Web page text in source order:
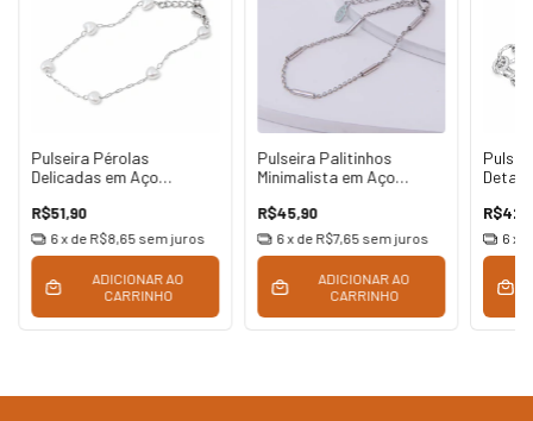
Pulseira Pérolas
Delicadas em Aço
R$51,90
6x de R$8,65 sem juros
ADICIONAR AO
CARRINHO
Pulseira Palitinhos
Minimalista em Aço
R$45,90
6x de R$7,65 sem juros
ADICIONAR AO
CARRINHO
6 x